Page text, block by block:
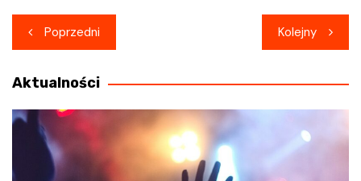
Nawigacja
wpisu
Poprzedni Kolejny
Aktualności